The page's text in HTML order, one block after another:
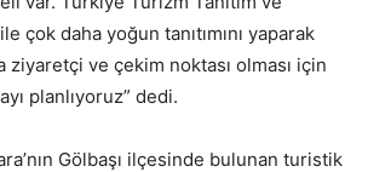
çok daha yoğun tanıtımını yaparak
ziyaretçi ve çekim noktası olması için
planlıyoruz” dedi.
Gölbaşı ilçesinde bulunan turistik